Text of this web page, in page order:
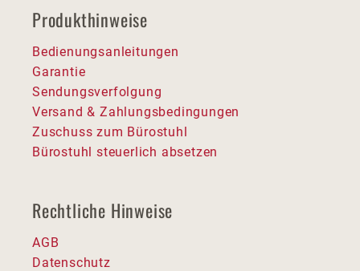
Produkthinweise
Bedienungsanleitungen
Garantie
Sendungsverfolgung
Versand & Zahlungsbedingungen
Zuschuss zum Bürostuhl
Bürostuhl steuerlich absetzen
Rechtliche Hinweise
AGB
Datenschutz